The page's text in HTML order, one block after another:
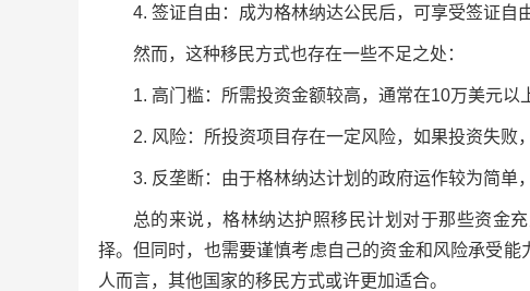
4. 签证自由：成为格林纳达公民后，可享受签证自
然而，这种移民方式也存在一些不足之处：
1. 高门槛：所需投资金额较高，通常在10万美元以
2. 风险：所投资项目存在一定风险，如果投资失败
3. 反垄断：由于格林纳达计划的政府运作较为简单
总的来说，格林纳达护照移民计划对于那些资金
择。但同时，也需要谨慎考虑自己的资金和风险承受
人而言，其他国家的移民方式或许更加适合。